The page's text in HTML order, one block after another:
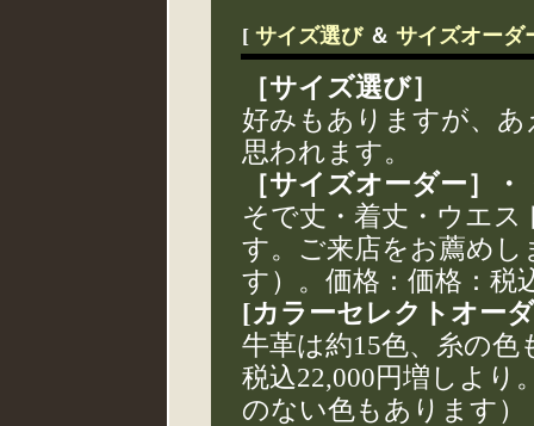
[ サイズ選び＆ サイズオーダ
［サイズ選び］
好みもありますが、
思われます。
［サイズオーダー］・
そで丈・着丈・ウエ
す。ご来店をお薦め
す）。価格：価格：税
[カラーセレクトオー
牛革は約15色、糸の色
税込22,000円増しよ
のない色もあります）